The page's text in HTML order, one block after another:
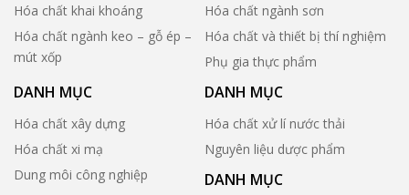
Hóa chất khai khoáng
Hóa chất ngành keo – gỗ ép –
mút xốp
Hóa chất ngành sơn
Hóa chất và thiết bị thí nghiệm
Phụ gia thực phẩm
DANH MỤC
Hóa chất xây dựng
Hóa chất xi mạ
Dung môi công nghiệp
DANH MỤC
Hóa chất xử lí nước thải
Nguyên liệu dược phẩm
DANH MỤC